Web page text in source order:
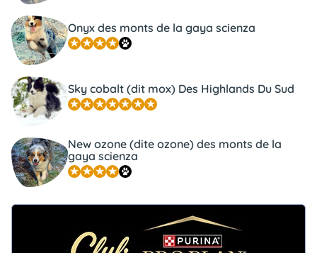
Onyx des monts de la gaya scienza
Sky cobalt (dit mox) Des Highlands Du Sud
New ozone (dite ozone) des monts de la
gaya scienza